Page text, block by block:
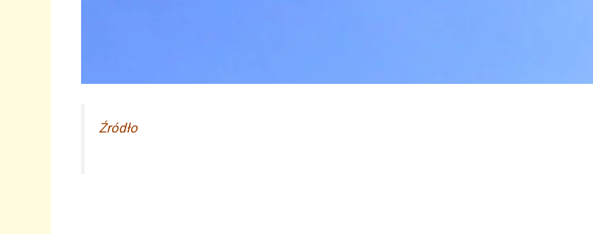
Źródło